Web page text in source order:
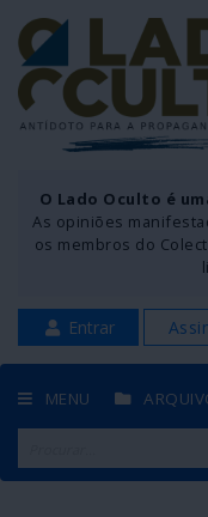
O Lado Oculto é
As opiniões
os membros do
Entrar
MENU